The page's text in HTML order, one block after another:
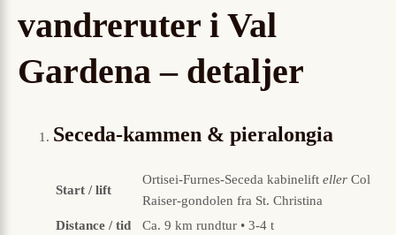
vandreruter i Val
Gardena – detaljer
Seceda-kammen & pieralongia
Start / lift
Ortisei-Furnes-Seceda kabinelift eller Col
Raiser-gondolen fra St. Christina
Distance / tid
Ca. 9 km rundtur • 3-4 t